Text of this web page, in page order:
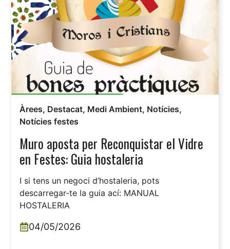
Àrees, Destacat, Medi Ambient, Notícies,
Notícies festes
Muro aposta per Reconquistar el Vidre
en Festes: Guia hostaleria
I si tens un negoci d’hostaleria, pots
descarregar-te la guia ací: MANUAL
HOSTALERIA
04/05/2026